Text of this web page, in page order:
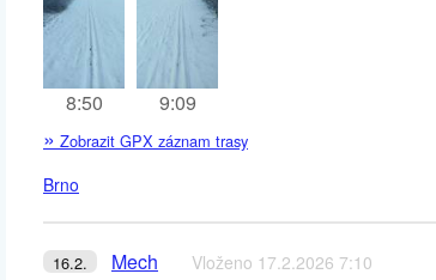
8:50 9:09
» Zobrazit GPX záznam trasy
Brno
16.2. Mech Vloženo 17.2.2026 7:10